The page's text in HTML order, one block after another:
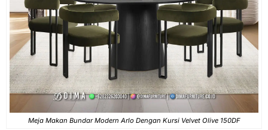
Meja Makan BundarModern Arlo Dengan Kursi Velvet Olive 150DF